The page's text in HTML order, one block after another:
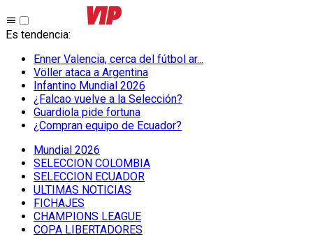
Es tendencia:
Enner Valencia, cerca del fútbol ar...
Völler ataca a Argentina
Infantino Mundial 2026
¿Falcao vuelve a la Selección?
Guardiola pide fortuna
¿Compran equipo de Ecuador?
Mundial 2026
SELECCION COLOMBIA
SELECCION ECUADOR
ULTIMAS NOTICIAS
FICHAJES
CHAMPIONS LEAGUE
COPA LIBERTADORES